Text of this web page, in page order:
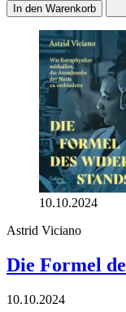
In den Warenkorb
10.10.2024
Astrid Viciano
Die Formel
10.10.2024